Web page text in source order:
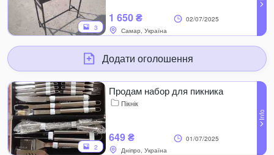
3
1 650 ₴
02/07/2025
Самар, Україна
Додати оголошення
2
Продам набор для пикника
Пікнік
649 ₴
01/07/2025
Дніпро, Україна